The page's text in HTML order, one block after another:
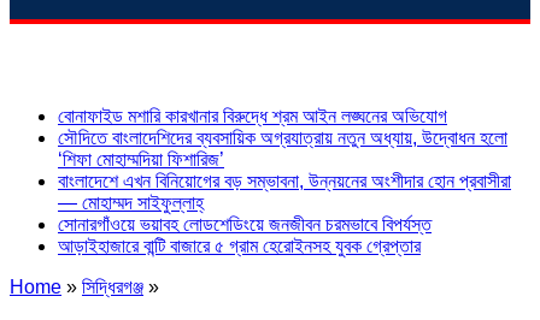
বোনাফাইড মশারি কারখানার বিরুদ্ধে শ্রম আইন লঙ্ঘনের অভিযোগ
সৌদিতে বাংলাদেশিদের ব্যবসায়িক অগ্রযাত্রায় নতুন অধ্যায়, উদ্বোধন হলো
‘শিফা মোহাম্মদিয়া ফিশারিজ’
বাংলাদেশে এখন বিনিয়োগের বড় সম্ভাবনা, উন্নয়নের অংশীদার হোন প্রবাসীরা
— মোহাম্মদ সাইফুল্লাহ্
সোনারগাঁওয়ে ভয়াবহ লোডশেডিংয়ে জনজীবন চরমভাবে বিপর্যস্ত
আড়াইহাজারে বান্টি বাজারে ৫ গ্রাম হেরোইনসহ যুবক গ্রেপ্তার
Home » সিদ্ধিরগঞ্জ »